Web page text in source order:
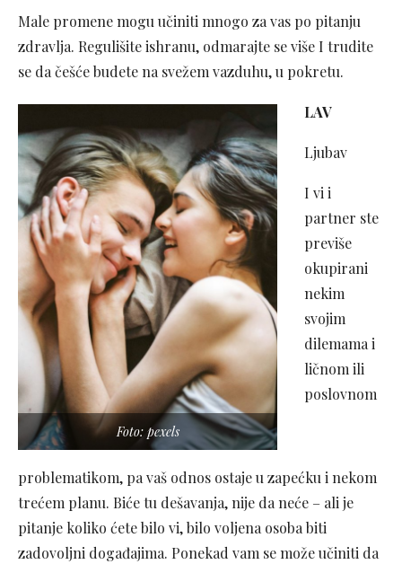
Male promene mogu učiniti mnogo za vas po pitanju
zdravlja. Regulišite ishranu, odmarajte se više I trudite
se da češće budete na svežem vazduhu, u pokretu.
Foto: pexels
LAV
Ljubav
I vi i
partner ste
previše
okupirani
nekim
svojim
dilemama i
ličnom ili
poslovnom
problematikom, pa vaš odnos ostaje u zapećku i nekom
trećem planu. Biće tu dešavanja, nije da neće – ali je
pitanje koliko ćete bilo vi, bilo voljena osoba biti
zadovoljni događajima. Ponekad vam se može učiniti da